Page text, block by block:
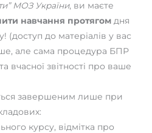
МОЗ України, ви маєте
навчання протягом дня
(доступ до матеріалів у вас
але сама процедура БПР
вчасної звітності про ваше
завершеним лише при
курсу, відмітка про